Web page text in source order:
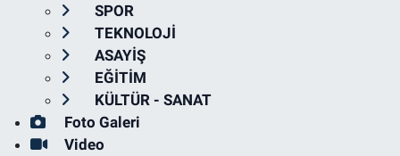
SPOR
TEKNOLOJİ
ASAYİŞ
EĞİTİM
KÜLTÜR - SANAT
Foto Galeri
Video